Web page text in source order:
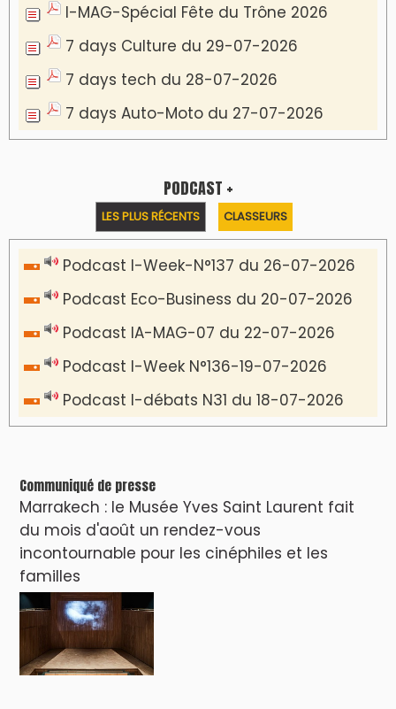
I-MAG-Spécial Fête du Trône 2026
7 days Culture du 29-07-2026
7 days tech du 28-07-2026
7 days Auto-Moto du 27-07-2026
PODCAST +
LES PLUS RÉCENTS CLASSEURS
Podcast I-Week-N°137 du 26-07-2026
Podcast Eco-Business du 20-07-2026
Podcast IA-MAG-07 du 22-07-2026
Podcast I-Week N°136-19-07-2026
Podcast I-débats N31 du 18-07-2026
Communiqué de presse
Marrakech : le Musée Yves Saint Laurent fait
du mois d'août un rendez-vous
incontournable pour les cinéphiles et les
familles